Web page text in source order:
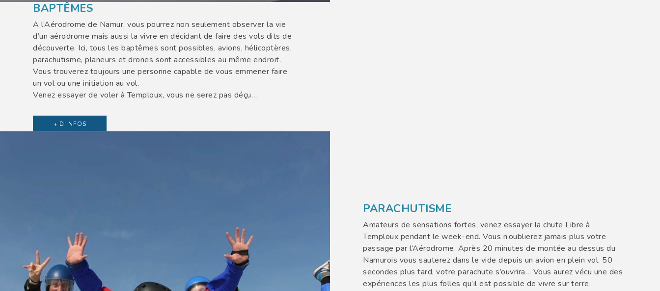
BAPTÊMES
A l’Aérodrome de Namur, vous pourrez non seulement observer la vie
d’un aérodrome mais aussi la vivre en décidant de faire des vols dits de
découverte. Ici, tous les baptêmes sont possibles, avions, hélicoptères,
parachutisme, planeurs et drones sont accessibles au même endroit.
Vous trouverez toujours une personne capable de vous emmener faire
un vol ou une initiation au vol.
Venez essayer de voler à Temploux, vous ne serez pas déçu…
+ D'INFOS
PARACHUTISME
Amateurs de sensations fortes, venez essayer la chute Libre à
Temploux pendant le week-end. Vous n’oublierez jamais plus votre
passage par l’Aérodrome. Après 20 minutes de montée au dessus du
Namurois vous sauterez dans le vide depuis un avion en plein vol. 50
secondes plus tard, votre parachute s’ouvrira… Vous aurez vécu une des
expériences les plus folles qu’il est possible de vivre sur terre.